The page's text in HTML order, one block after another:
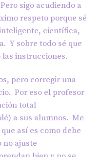
sigo acudiendo a
respeto porque sé
científica,
Y sobre todo sé que
las instrucciones.
pero corregir una
Por eso el profesor
total
a sus alumnos. Me
que así es como debe
no ajuste